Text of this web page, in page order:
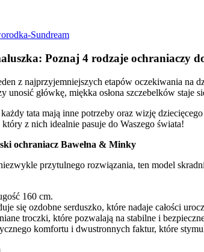
Poznaj 4 rodzaje ochraniaczy
z najprzyjemniejszych etapów oczekiwania na
unosić główkę, miękka osłona szczebelków staje
tata mają inne potrzeby oraz wizję
z nich idealnie pasuje do Waszego świata!
ochraniacz Bawełna & Minky
przytulnego rozwiązania, ten model
160 cm.
się ozdobne serduszko, które nadaje całości
troczki, które pozwalają na stabilne i
komfortu i dwustronnych faktur, które